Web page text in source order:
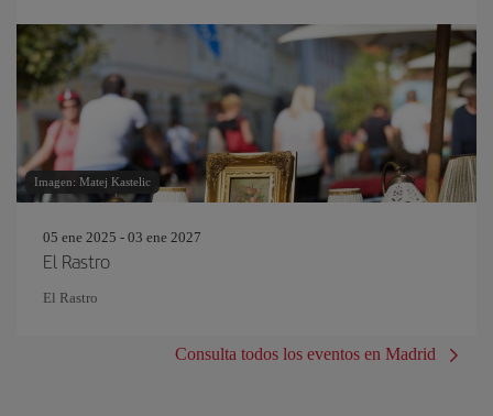
Imagen: Matej Kastelic
05 ene 2025 - 03 ene 2027
El Rastro
El Rastro
Consulta todos los eventos en Madrid